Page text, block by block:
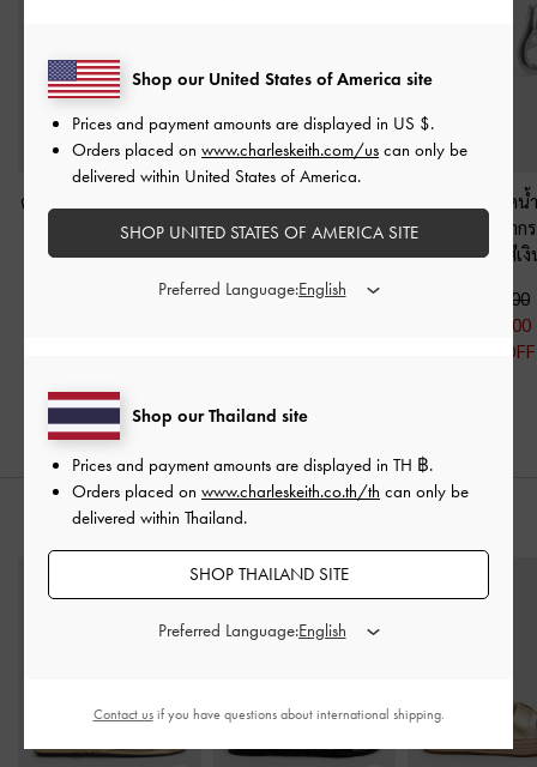
ต่างหูแบบห่วงประดับมุก
ทรงหยดน้ำรุ่น Corrine-
สีเงิน
รุ่น Eimear-สีเงิน
฿623.00
ต่างหูทรงหยด
แบบประติมาก
Nyra
สีเ
฿990.00
฿693.00
30% OFF
สไตล์ลุคด้วย
Shop our Thailand site
Prices and payment amounts are displayed in TH ฿.
Orders placed on www.charleskeith.co.th/th can only be
delivered within Thailand.
SHOP THAILAND SITE
Preferred Language:
Shop our United States of America site
Prices and payment amounts are displayed in US $.
Orders placed on www.charleskeith.com/us can only be
delivered within United States of America.
SHOP UNITED STATES OF AMERICA SITE
Preferred Language:
Contact usif you have questions about international shipping.